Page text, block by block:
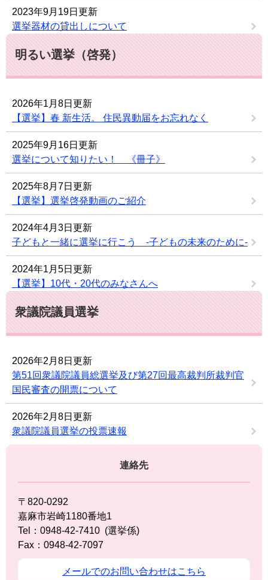
2023年9月19日更新
選挙器材の貸出しについて
明るい選挙（啓発）
2026年1月8日更新
【選挙】春 新生活。 住民異動届をお忘れなく
2025年9月16日更新
選挙について知りたい！ 《冊子》
2025年8月7日更新
【選挙】選挙啓発動画のご紹介
2024年4月3日更新
子どもと一緒に選挙に行こう -子どもの未来のために-
2024年1月5日更新
【選挙】10代・20代のみなさんへ
衆議院議員選挙
2026年2月8日更新
第51回衆議院議員総選挙及び第27回最高裁判所裁判官
国民審査の開票について
2026年2月8日更新
衆議院議員選挙の投票速報
連絡先
〒820-0292
嘉麻市岩崎1180番地1
Tel：0948-42-7410
選挙係
Fax：0948-42-7097
メールでのお問い合わせはこちら